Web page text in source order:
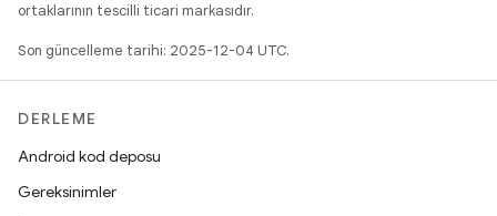
ortaklarının tescilli ticari markasıdır.
Son güncelleme tarihi: 2025-12-04 UTC.
DERLEME
Android kod deposu
Gereksinimler